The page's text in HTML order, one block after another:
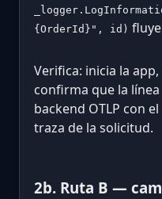
{OrderId}", id)
Verifica: inicia la
confirma que la
backend OTLP con
traza de la solicitud.
2b. Ruta B —